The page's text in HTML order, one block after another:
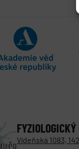
Vídeňská 1083,